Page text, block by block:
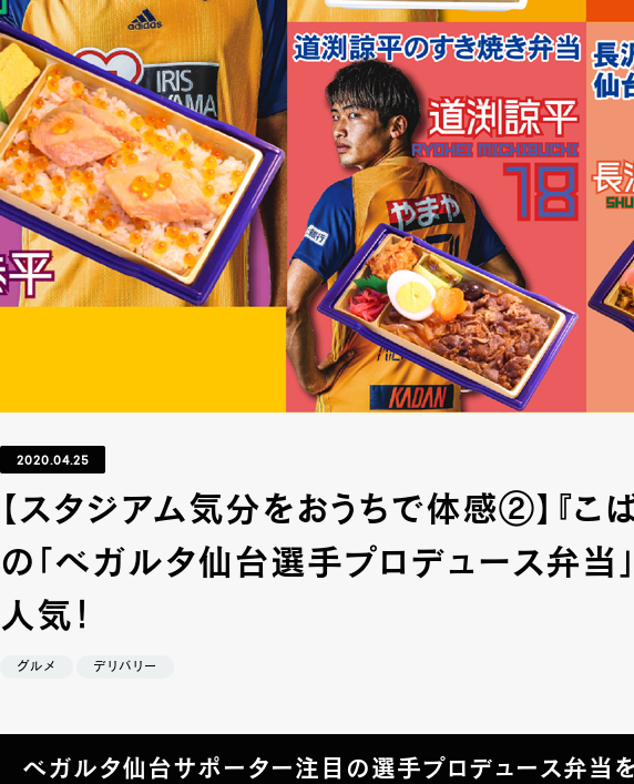
2020.04.25
【スタジアム気分をおうちで体感②】『こば
の「ベガルタ仙台選手プロデュース弁当
人気！
グルメ デリバリー
ベガルタ仙台サポーター注目の選手プロデュース弁当